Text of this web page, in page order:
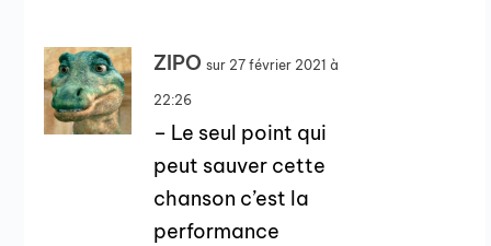
ZIPO sur 27 février 2021 à
22:26
– Le seul point qui
peut sauver cette
chanson c’est la
performance